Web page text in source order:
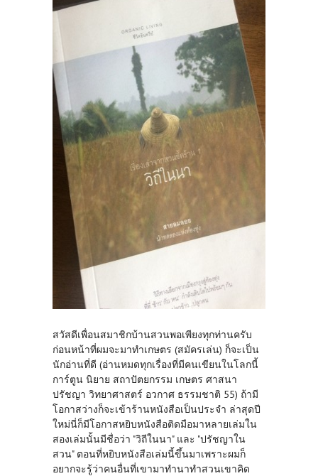
สวัสดีเพื่อนสมาชิกบ้านสวนพอเพียงทุกท่านครับ
ก่อนหน้าที่ผมจะมาทำเกษตร (สมัครเล่น) ก็จะเป็น
นักอ่านที่ดี (อ่านหมดทุกเรื่องที่มีคนเขียนในโลกนี้
การ์ตูน นิยาย สถาปัตยกรรม เกษตร ศาสนา
ปรัชญา วิทยาศาสตร์ อวกาศ ธรรมชาติ 55) ถ้ามี
โอกาสว่างก็จะเข้าร้านหนังสือเป็นประจำ ล่าสุดปี
ใหม่นี่ก็มีโอกาสหยิบหนังสือติดมือมาหลายเล่มใน
สองเล่มนั้นมีชื่อว่า "วิถีในนา" และ "ปรัชญาใน
สวน" ตอนที่หยิบหนังสือเล่มนี้ขึ้นมาเพราะผมก็
อยากจะรู้ว่าคนอื่นที่เขามาทำนาทำสวนเขาคิด